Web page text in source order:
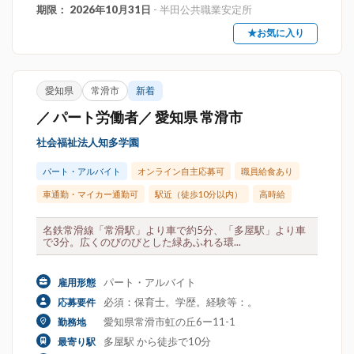
期限： 2026年10月31日 - 半田公共職業安定所
★お気に入り
愛知県 常滑市 新着
／ パート労働者／ 愛知県 常滑市
社会福祉法人知多学園
パート・アルバイト オンライン自主応募可 職員給食あり
車通勤・マイカー通勤可 駅近（徒歩10分以内） 高時給
名鉄常滑線「常滑駅」より車で約5分、「多屋駅」より車
で3分。広くのびのびとした緑あふれる環...
雇用形態 パート・アルバイト
応募要件 必須：保育士。学歴。経験等：。
勤務地 愛知県常滑市虹の丘6ー11-1
最寄り駅 多屋駅 から徒歩で10分